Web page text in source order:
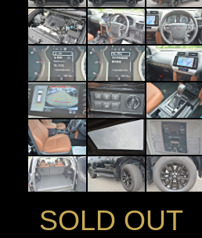
SOLD OUT